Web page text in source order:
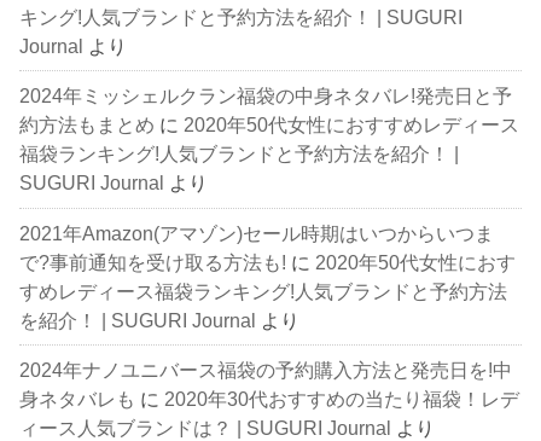
キング!人気ブランドと予約方法を紹介！ | SUGURI
Journal より
2024年ミッシェルクラン福袋の中身ネタバレ!発売日と予
約方法もまとめ に 2020年50代女性におすすめレディース
福袋ランキング!人気ブランドと予約方法を紹介！ |
SUGURI Journal
より
2021年Amazon(アマゾン)セール時期はいつからいつま
で?事前通知を受け取る方法も! に 2020年50代女性におす
すめレディース福袋ランキング!人気ブランドと予約方法
を紹介！ | SUGURI Journal より
2024年ナノユニバース福袋の予約購入方法と発売日を!中
身ネタバレも に 2020年30代おすすめの当たり福袋！レデ
ィース人気ブランドは？ | SUGURI Journal
より